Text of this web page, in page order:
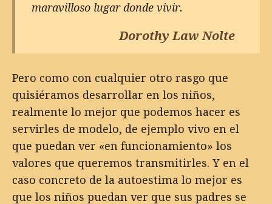
maravilloso lugar donde vivir.
Dorothy Law Nolte
Pero como con cualquier otro rasgo que
quisiéramos desarrollar en los niños,
realmente lo mejor que podemos hacer es
servirles de modelo, de ejemplo vivo en el
que puedan ver «en funcionamiento» los
valores que queremos transmitirles. Y en el
caso concreto de la autoestima lo mejor es
que los niños puedan ver que sus padres se